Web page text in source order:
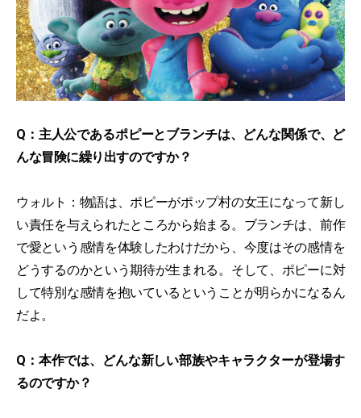
Q：主人公であるポピーとブランチは、どんな関係で、ど
んな冒険に繰り出すのですか？
ウォルト：物語は、ポピーがポップ村の女王になって新し
い責任を与えられたところから始まる。ブランチは、前作
で愛という感情を体験したわけだから、今度はその感情を
どうするのかという期待が生まれる。そして、ポピーに対
して特別な感情を抱いているということが明らかになるん
だよ。
Q：本作では、どんな新しい部族やキャラクターが登場す
るのですか？